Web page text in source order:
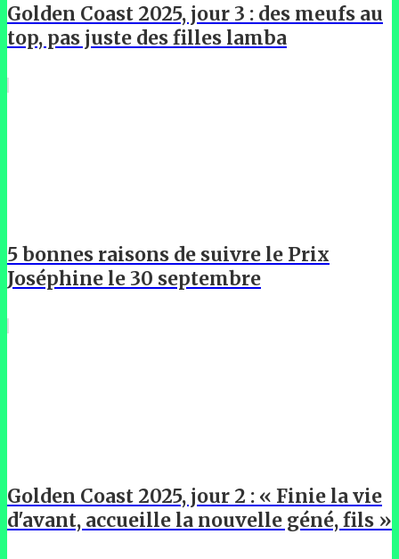
Golden Coast 2025, jour 3 : des meufs au
top, pas juste des filles lamba
5 bonnes raisons de suivre le Prix
Joséphine le 30 septembre
Golden Coast 2025, jour 2 : « Finie la vie
d'avant, accueille la nouvelle géné, fils »